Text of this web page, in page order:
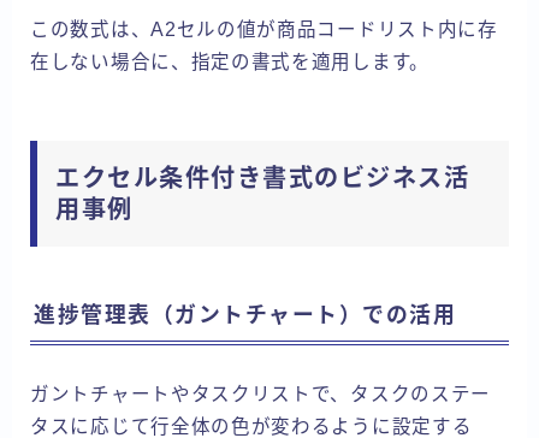
この数式は、A2セルの値が商品コードリスト内に存
在しない場合に、指定の書式を適用します。
エクセル条件付き書式のビジネス活
用事例
進捗管理表（ガントチャート）での活用
ガントチャートやタスクリストで、タスクのステー
タスに応じて行全体の色が変わるように設定する